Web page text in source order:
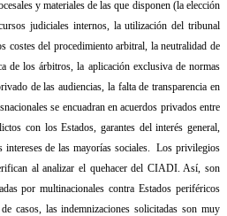
y materiales de las que disponen (la elección
judiciales internos, la utilización del tribunal
costes del procedimiento arbitral, la neutralidad de
de los árbitros, la aplicación exclusiva de normas
de las audiencias, la falta de transparencia en
se encuadran en acuerdos privados entre
con los Estados, garantes del interés general,
de las mayorías sociales.
Los privilegios
al analizar el quehacer del CIADI. Así, son
por multinacionales contra Estados periféricos
casos, las indemnizaciones solicitadas son muy